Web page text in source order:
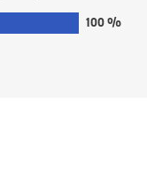
100 %